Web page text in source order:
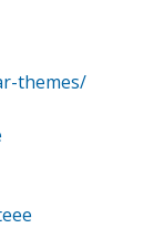
themes/